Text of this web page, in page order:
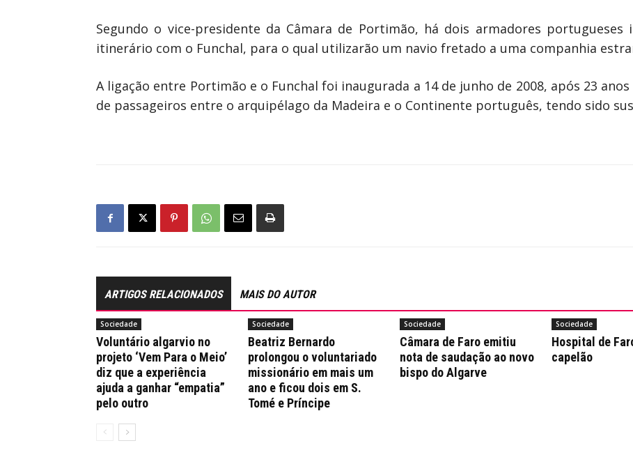
Segundo o vice-presidente da Câmara de Portimão, há dois armadores portugueses
itinerário com o Funchal, para o qual utilizarão um navio fretado a uma companhia
A ligação entre Portimão e o Funchal foi inaugurada a 14 de junho de 2008, após 23
de passageiros entre o arquipélago da Madeira e o Continente português, tendo sido
ARTIGOS RELACIONADOS MAIS DO AUTOR
Sociedade
Voluntário algarvio no
projeto ‘Vem Para o Meio’
diz que a experiência
ajuda a ganhar “empatia”
pelo outro
Sociedade
Beatriz Bernardo
prolongou o voluntariado
missionário em mais um
ano e ficou dois em S.
Tomé e Príncipe
Sociedade
Câmara de Faro emitiu
nota de saudação ao novo
bispo do Algarve
Sociedade
Hospital de
capelão